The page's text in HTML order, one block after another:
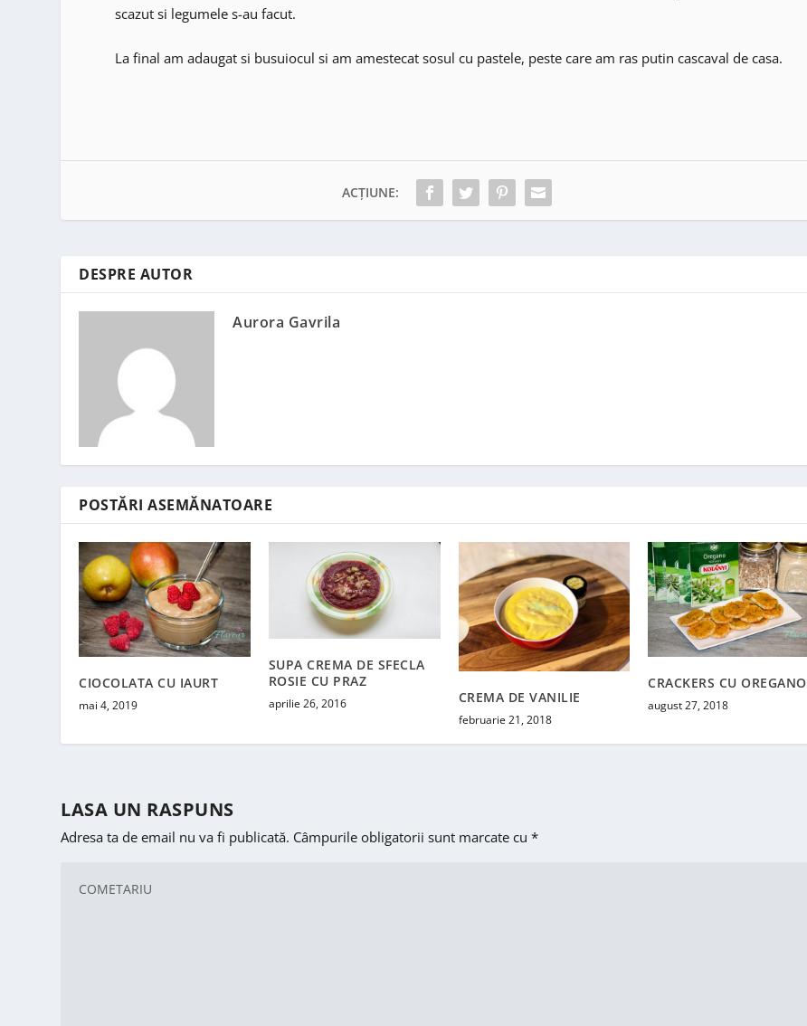
scazut si legumele s-au facut.
La final am adaugat si busuiocul si am amestecat sosul cu pastele, peste care am ras putin cascaval de casa.
ACȚIUNE:
DESPRE AUTOR
Aurora Gavrila
POSTĂRI ASEMĂNATOARE
CIOCOLATA CU IAURT
mai 4, 2019
SUPA CREMA DE SFECLA
ROSIE CU PRAZ
aprilie 26, 2016 CREMA DE VANILIE
februarie 21, 2018
CRACKERS CU OREGANO
august 27, 2018
LASA UN RASPUNS
Adresa ta de email nu va fi publicată. Câmpurile obligatorii sunt marcate cu*